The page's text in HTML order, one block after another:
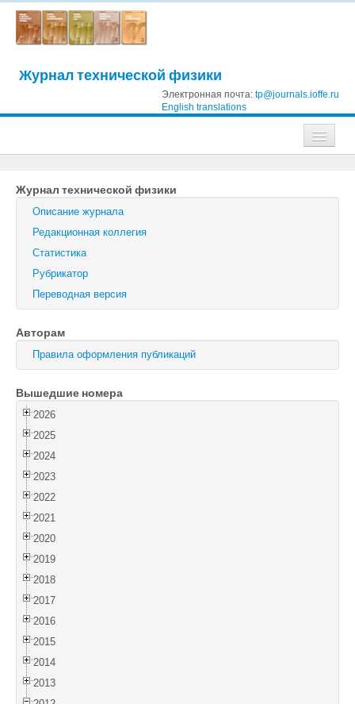
Журнал технической физики
Электронная почта: tp@journals.ioffe.ru
English translations
Журнал технической физики
Письма в Журнал технической физики
Физика твердого тела
Поиск
Журнал технической физики
Описание журнала
Редакционная коллегия
Статистика
Рубрикатор
Переводная версия
Авторам
Правила оформления публикаций
Вышедшие номера
2026
2025
2024
2023
2022
2021
2020
2019
2018
2017
2016
2015
2014
2013